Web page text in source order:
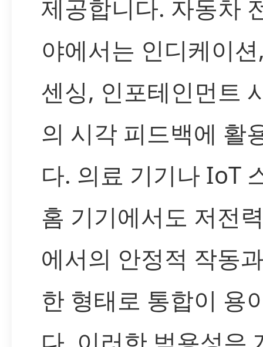
제공합니다. 자동차
야에서는 인디케이
센싱, 인포테인먼트
의 시각 피드백에 활
다. 의료 기기나 IoT
홈 기기에서도 저전
에서의 안정적 작동
한 형태로 통합이 용